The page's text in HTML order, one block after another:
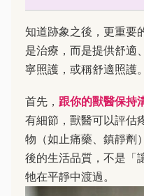
知道跡象之後，更重要
是治療，而是提供舒適
寧照護，或稱舒適照護。
首先， 跟你的獸醫保持
有細節，獸醫可以評估
物（如止痛藥、鎮靜劑
後的生活品質，不是「
牠在平靜中渡過。